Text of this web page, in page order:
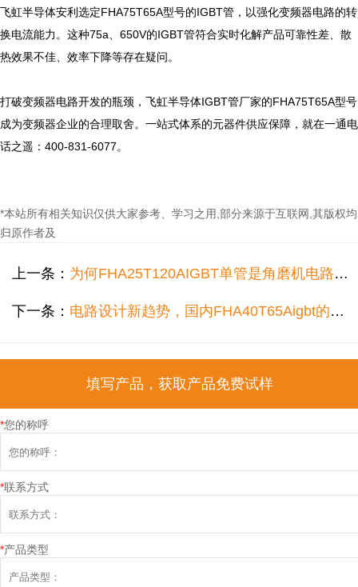
飞虹半导体安利选定FHA75T65A型号的IGBT管，以强化变频器电路的转
换电流能力。这种75a、650V的IGBT管符合实时化解产品可靠性差、散
热效果不佳、效率下降等存在疑问。
打破变频器电路开发的瓶颈，飞虹半导体IGBT管厂家的FHA75T65A型号
成为变频器企业的合理取舍。一站式体系的元器件供应保障，就在一通电
话之遥：400-831-6077。
*本站所有相关知识仅供大家参考、学习之用,部分来源于互联网,其版权均
归原作者及
上一条： 为何FHA25T120AIGBT单管是角磨机电路的理想抉择
下一条： 电路设计新趋势，国内FHA40T65Aigbt的优势参数分析
填写产品，获取产品免费试样
*您的称呼
*联系方式
*产品类型